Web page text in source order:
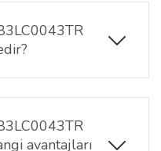
14 inç Ekran
ve renk canlılığını
karşı koruma
avantajları